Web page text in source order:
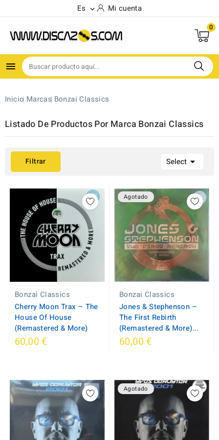
Es  Mi cuenta
0

Inicio Marcas Bonzai Classics
Listado De Productos Por Marca Bonzai Classics
Filtrar
(10)
Select 
Bonzai Classics
Cherry Moon Trax – The
House Of House
(Remastered & More)
60,00 €
Agotado
Bonzai Classics
Jones & Stephenson –
The First Rebirth
(Remastered & More)...
60,00 €
Agotado